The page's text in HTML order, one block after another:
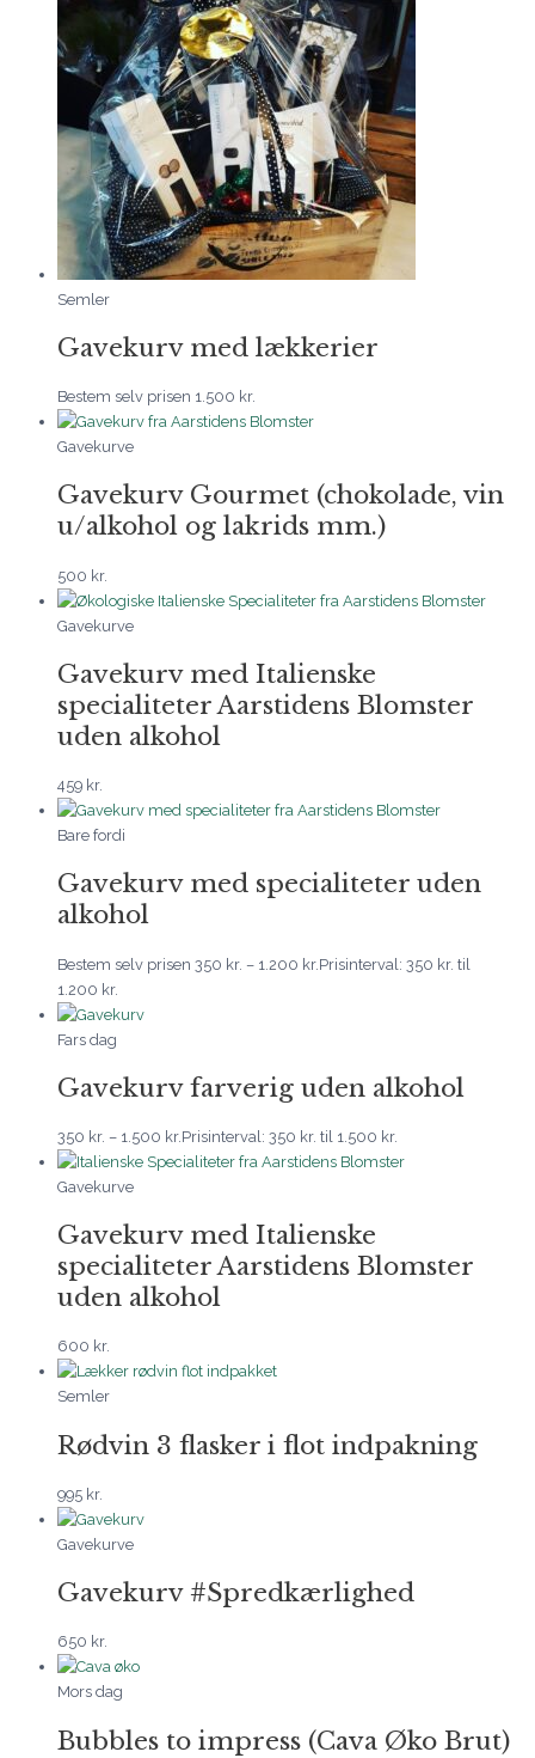
Semler
Gavekurv med lækkerier
Bestem selv prisen 1.500 kr.
Gavekurve
Gavekurv Gourmet (chokolade, vin
u/alkohol og lakrids mm.)
500 kr.
Gavekurve
Gavekurv med Italienske
specialiteter Aarstidens Blomster
uden alkohol
459 kr.
Bare fordi
Gavekurv med specialiteter uden
alkohol
Bestem selv prisen 350 kr. – 1.200 kr. Prisinterval: 350 kr. til
1.200 kr.
Fars dag
Gavekurv farverig uden alkohol
350 kr. – 1.500 kr.Prisinterval: 350 kr. til 1.500 kr.
Gavekurve
Gavekurv med Italienske
specialiteter Aarstidens Blomster
uden alkohol
600 kr.
Semler
Rødvin 3 flasker i flot indpakning
995 kr.
Gavekurve
Gavekurv #Spredkærlighed
650 kr.
Mors dag
Bubbles to impress (Cava Øko Brut)